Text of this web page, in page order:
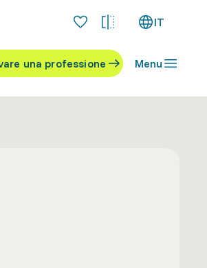
IT
una professione Menu